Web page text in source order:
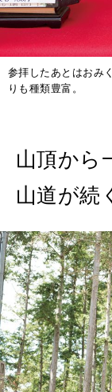
参拝したあとはおみ
りも種類豊富。
山頂から
山道が続